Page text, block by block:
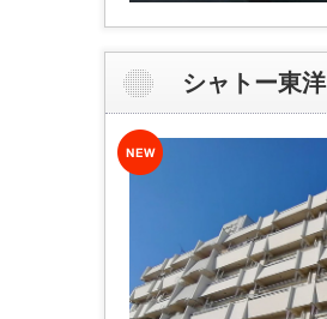
シャトー東洋